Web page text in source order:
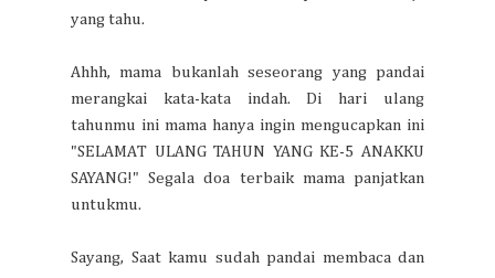
yang tahu.
Ahhh, mama bukanlah seseorang yang pandai
merangkai kata-kata indah. Di hari ulang
tahunmu ini mama hanya ingin mengucapkan ini
"SELAMAT ULANG TAHUN YANG KE-5 ANAKKU
SAYANG!" Segala doa terbaik mama panjatkan
untukmu.
Sayang, Saat kamu sudah pandai membaca dan